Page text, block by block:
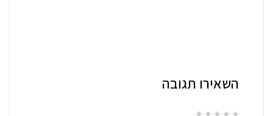
השאירו תגובה